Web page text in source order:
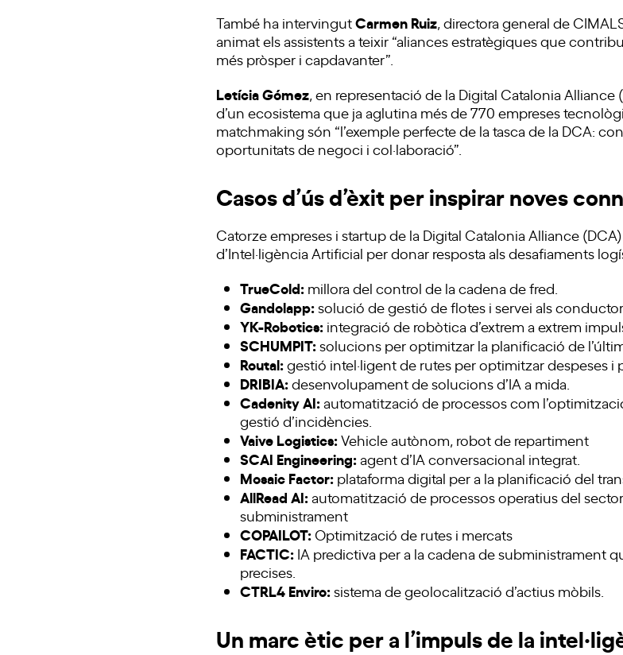
També ha intervingutCarmen Ruiz, directora general de
animat els assistents a teixir “aliances estratègiques que
més pròsper i capdavanter”.
Letícia Gómez, en representació de la Digital Catalonia Alliance
d’un ecosistema que ja aglutina més de 770 empreses
matchmaking són “l’exemple perfecte de la tasca de la DCA:
oportunitats de negoci i col·laboració”.
Casos d’ús d’èxit per inspirar noves
Catorze empreses i startup de la Digital Catalonia Alliance
d’Intel·ligència Artificial per donar resposta als desafiaments
TrueCold: millora del control de la cadena de fred.
Gandolapp:solució de gestió de flotes i servei als
YK-Robotics: integració de robòtica d’extrem a extrem
SCHUMPIT:solucions per optimitzar la planificació de
Routal:gestió intel·ligent de rutes per optimitzar despeses i
DRIBIA:desenvolupament de solucions d’IA a mida.
Cadenity AI:automatització de processos com
gestió d’incidències.
Vaive Logistics:Vehicle autònom, robot de repartiment
SCAI Engineering:agent d’IA conversacional integrat.
Mosaic Factor: plataforma digital per a la planificació del
AllRead AI:automatització de processos operatius del
subministrament
COPAILOT:Optimització de rutes i mercats
FACTIC: IA predictiva per a la cadena de subministrament
precises.
CTRL4 Enviro:sistema de geolocalització d’actius mòbils.
Un marc ètic per a l’impuls de la